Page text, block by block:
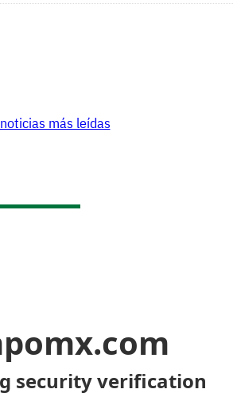
noticias más leídas